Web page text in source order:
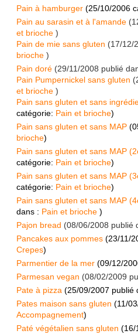
Pain à hamburger (25/10/2006
Pain au sarasin et à l'amande (
et brioche )
Pain de mie sans gluten (17/12/
brioche )
Pain doré (29/11/2008 publié
Pain Pumpernickel sans gluten (
et brioche )
Pain sans gluten et sans
catégorie: Pain et brioche)
Pain sans gluten et sans MAP (
brioche)
Pain sans gluten et sans MAP
catégorie: Pain et brioche)
Pain sans gluten et sans MAP
catégorie: Pain et brioche)
Pain sans gluten et sans MAP
dans : Pain et brioche )
Pajon bread (08/06/2008 publié
Pancakes aux pommes (23/11/
Crepes)
Parmentier de la mer (09/12/
Parmesan vegan (08/02/2009
Pate à pizza (25/09/2007 publié
Pates maison sans gluten (11/
Accompagnement)
Paté végétalien sans gluten (16/